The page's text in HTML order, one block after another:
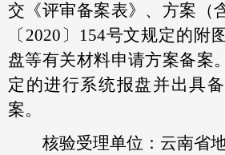
交《评审备案表》、方案（
〔2020〕154号文规定的附
盘等有关材料申请方案备案
定的进行系统报盘并出具
案。
核验受理单位：云南省